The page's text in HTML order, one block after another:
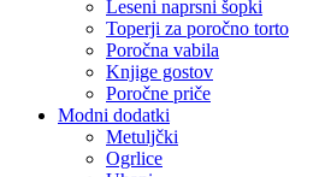
Leseni naprsni šopki
Toperji za poročno torto
Poročna vabila
Knjige gostov
Poročne priče
Modni dodatki
Metuljčki
Ogrlice